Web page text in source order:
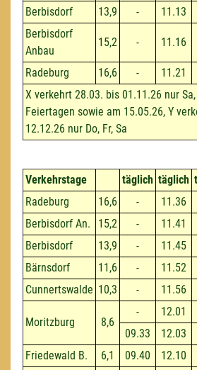
Berbisdorf
13,9 - 11.13
Berbisdorf
Anbau
15,2 - 11.16
Radeburg 16,6 - 11.21
X verkehrt 28.03. bis 01.11.26 nur
Feiertagen sowie am 15.05.26, Y
12.12.26 nur Do, Fr, Sa
Verkehrstage täglich täglich
Radeburg
16,6 - 11.36
Berbisdorf An.
15,2 - 11.41
Berbisdorf
13,9 - 11.45
Bärnsdorf
11,6 - 11.52
Cunnertswalde 10,3 - 11.56
Moritzburg 8,6
- 12.01
09.33
12.03
Friedewald B.
6,1 09.40 12.10